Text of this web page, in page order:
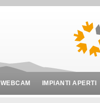
WEBCAM IMPIANTI APERTI